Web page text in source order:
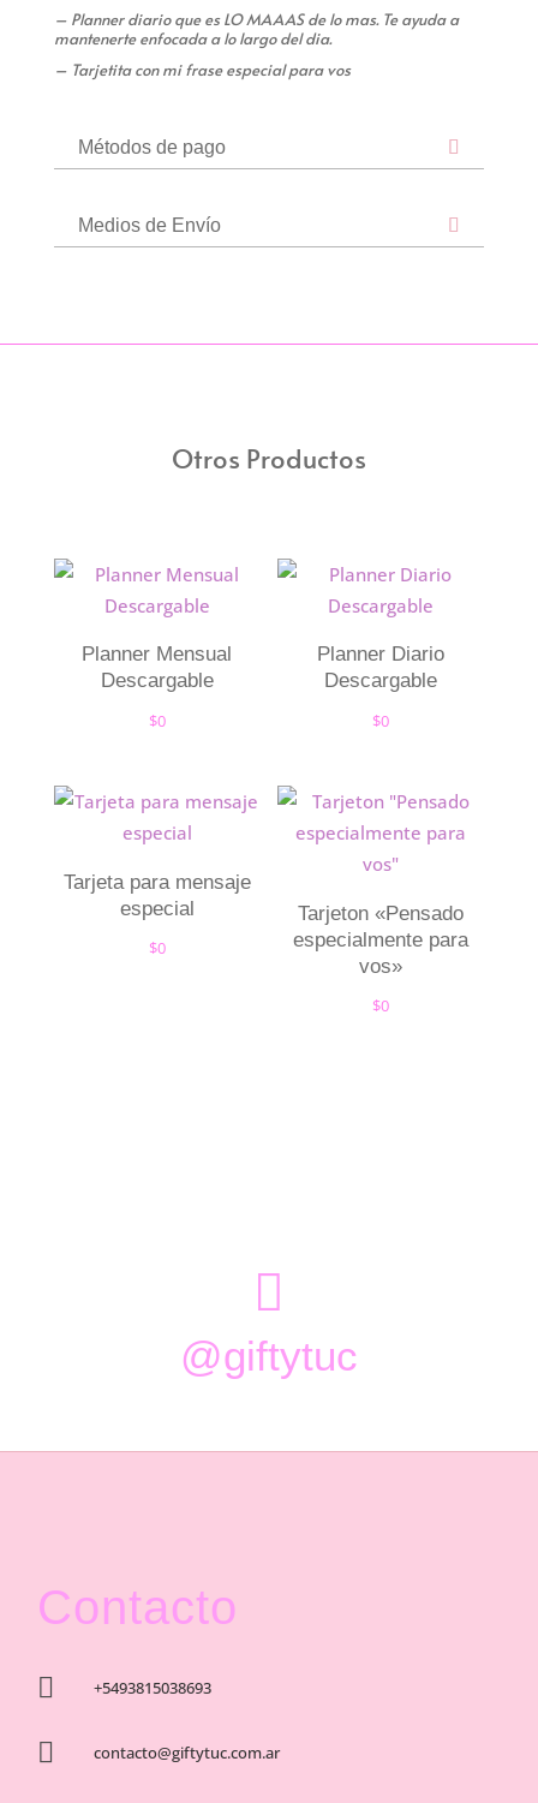
– Planner diario que es LO MAAAS de lo mas. Te ayuda a
mantenerte enfocada a lo largo del dia.
– Tarjetita con mi frase especial para vos
Métodos de pago
Medios de Envío
Otros Productos
Planner Mensual
Descargable
$0
Planner Diario
Descargable
$0
Tarjeta para mensaje
especial
$0
Tarjeton «Pensado
especialmente para
vos»
$0

@giftytuc
Contacto
 +5493815038693
 contacto@giftytuc.com.ar